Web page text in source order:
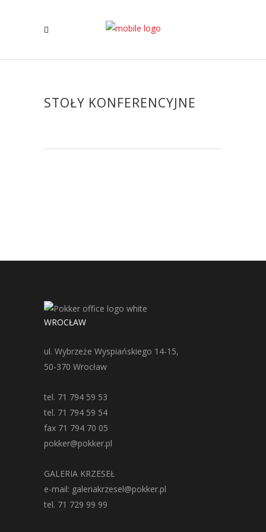
STOŁY KONFERENCYJNE
WROCŁAW
ul. Wybrzeże Wyspiańskiego 14-15,
50-370 Wrocław
tel. 71 794 59 53
tel. 71 794 59 54
fax 71 794 70 05
pokker@pokker.pl
GALERIA KRZESEŁ
e-mail: galeriakrzesel@pokker.pl
tel. 71 729 99 99